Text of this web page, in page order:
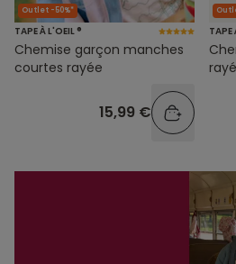
Outlet -50%*
TAPE À L'OEIL ®
Chemise garçon manches
courtes rayée
15,99 €
TAPE